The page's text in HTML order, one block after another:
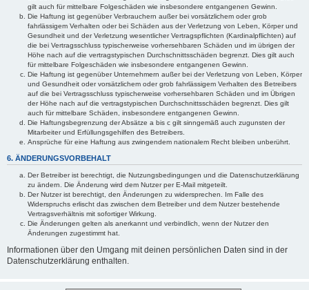
gilt auch für mittelbare Folgeschäden wie insbesondere entgangenen Gewinn.
Die Haftung ist gegenüber Verbrauchern außer bei vorsätzlichem oder grob
fahrlässigem Verhalten oder bei Schäden aus der Verletzung von Leben, Körper und
Gesundheit und der Verletzung wesentlicher Vertragspflichten (Kardinalpflichten) auf
die bei Vertragsschluss typischerweise vorhersehbaren Schäden und im übrigen der
Höhe nach auf die vertragstypischen Durchschnittsschäden begrenzt. Dies gilt auch
für mittelbare Folgeschäden wie insbesondere entgangenen Gewinn.
Die Haftung ist gegenüber Unternehmern außer bei der Verletzung von Leben, Körper
und Gesundheit oder vorsätzlichem oder grob fahrlässigem Verhalten des Betreibers
auf die bei Vertragsschluss typischerweise vorhersehbaren Schäden und im Übrigen
der Höhe nach auf die vertragstypischen Durchschnittsschäden begrenzt. Dies gilt
auch für mittelbare Schäden, insbesondere entgangenen Gewinn.
Die Haftungsbegrenzung der Absätze a bis c gilt sinngemäß auch zugunsten der
Mitarbeiter und Erfüllungsgehilfen des Betreibers.
Ansprüche für eine Haftung aus zwingendem nationalem Recht bleiben unberührt.
6. ÄNDERUNGSVORBEHALT
Der Betreiber ist berechtigt, die Nutzungsbedingungen und die Datenschutzerklärung
zu ändern. Die Änderung wird dem Nutzer per E-Mail mitgeteilt.
Der Nutzer ist berechtigt, den Änderungen zu widersprechen. Im Falle des
Widerspruchs erlischt das zwischen dem Betreiber und dem Nutzer bestehende
Vertragsverhältnis mit sofortiger Wirkung.
Die Änderungen gelten als anerkannt und verbindlich, wenn der Nutzer den
Änderungen zugestimmt hat.
Informationen über den Umgang mit deinen persönlichen Daten sind in der
Datenschutzerklärung enthalten.